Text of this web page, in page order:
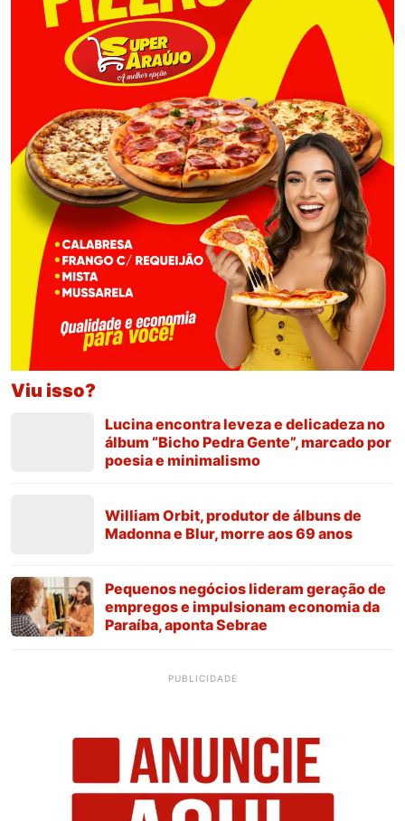
Viu isso?
Lucina encontra leveza e delicadeza no
álbum “Bicho Pedra Gente”, marcado por
poesia e minimalismo
William Orbit, produtor de álbuns de
Madonna e Blur, morre aos 69 anos
Pequenos negócios lideram geração de
empregos e impulsionam economia da
Paraíba, aponta Sebrae
PUBLICIDADE